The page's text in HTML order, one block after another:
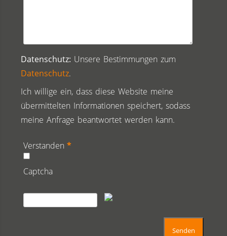
Datenschutz: Unsere Bestimmungen zum
Datenschutz.
Ich willige ein, dass diese Website meine
übermittelten Informationen speichert, sodass
meine Anfrage beantwortet werden kann.
Verstanden *
Captcha
Senden